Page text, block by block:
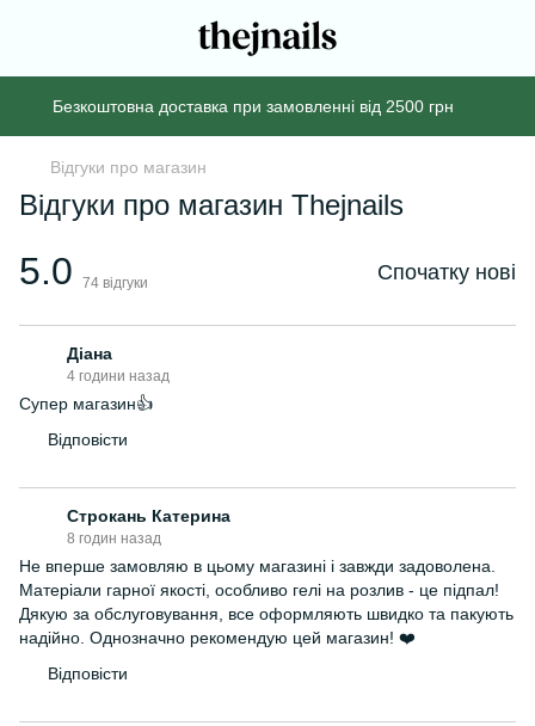
Безкоштовна доставка при замовленні від 2500 грн
Відгуки про магазин
Відгуки про магазин Thejnails
5.0 74 відгуки Спочатку нові
Діана
4 години назад
Супер магазин👍
Відповісти
Строкань Катерина
8 годин назад
Не вперше замовляю в цьому магазині і завжди задоволена.
Матеріали гарної якості, особливо гелі на розлив - це підпал!
Дякую за обслуговування, все оформляють швидко та пакують
надійно. Однозначно рекомендую цей магазин! ❤️
Відповісти